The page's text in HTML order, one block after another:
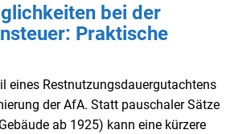
bei der
Praktische
eines Restnutzungsdauergutachtens
der AfA. Statt pauschaler Sätze
ab 1925) kann eine kürzere